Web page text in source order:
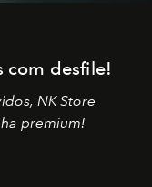
com desfile!
NK Store
premium!